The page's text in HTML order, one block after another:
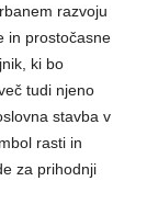
razvoju
in prostočasne
ki bo
tudi njeno
stavba v
rasti in
za prihodnji